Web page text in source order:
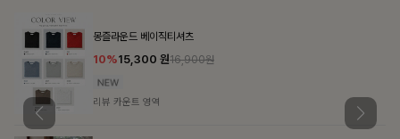
쥬빌스트링 포켓원피스
17%48,900원58,900원
리뷰 카운트 영역